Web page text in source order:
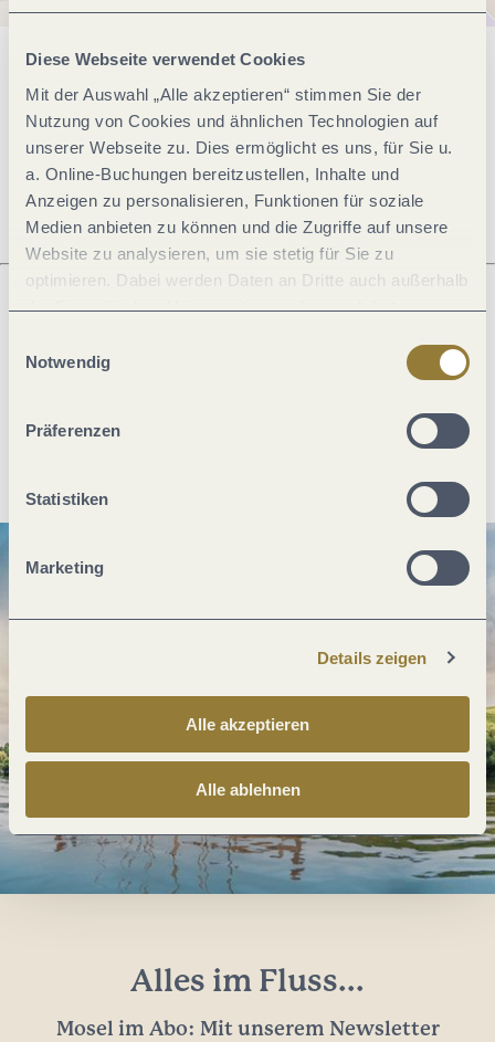
Diese Webseite verwendet Cookies
Mit der Auswahl „Alle akzeptieren“ stimmen Sie der
Nutzung von Cookies und ähnlichen Technologien auf
unserer Webseite zu. Dies ermöglicht es uns, für Sie u.
a. Online-Buchungen bereitzustellen, Inhalte und
Anzeigen zu personalisieren, Funktionen für soziale
Medien anbieten zu können und die Zugriffe auf unsere
Website zu analysieren, um sie stetig für Sie zu
optimieren. Dabei werden Daten an Dritte auch außerhalb
der Europäischen Union weitergegeben und dort
jederzeit widerrufen werden. Mit der Auswahl "Alle
ablehnen" kann es zu Beeinträchtigungen in der Nutzung
Notwendig
Präferenzen
Statistiken
Marketing
Details zeigen
Alle akzeptieren
Alle ablehnen
Öffnungszeiten
PDF erzeugen
Alles im Fluss...
Mosel im Abo: Mit unserem Newsletter